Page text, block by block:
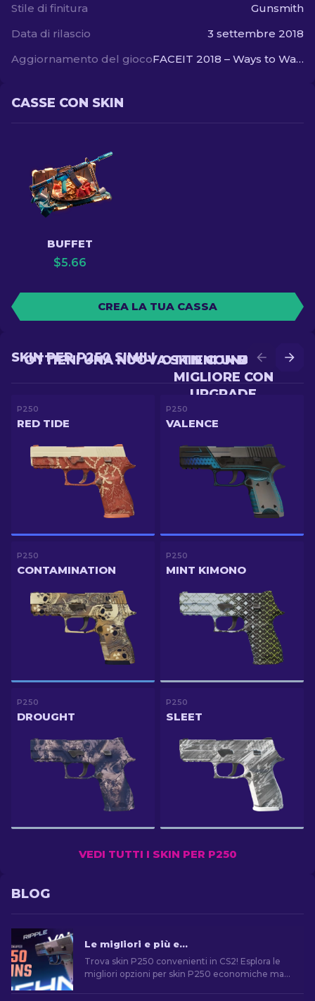
Stile di finitura
Gunsmith
Data di rilascio
3 settembre 2018
Aggiornamento del gioco
FACEIT 2018 – Ways to Watch
CASSE CON SKIN
BUFFET
$5.66
CREA LA TUA CASSA
OTTIENI UNA SKIN
MIGLIORE CON
UPGRADE
OTTIENI UNA NUOVA SKIN CON BATTLE
SKIN PER P250 SIMILI
P250
RED TIDE
P250
VALENCE
P250
CONTAMINATION
P250
MINT KIMONO
P250
DROUGHT
P250
SLEET
VEDI TUTTI I SKIN PER P250
BLOG
Le migliori e più economiche skin P250 in CS2 [2026]
Trova skin P250 convenienti in CS2! Esplora le
migliori opzioni per skin P250 economiche ma